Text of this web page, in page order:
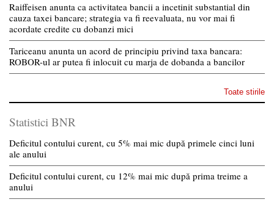
Raiffeisen anunta ca activitatea bancii a incetinit substantial din
cauza taxei bancare; strategia va fi reevaluata, nu vor mai fi
acordate credite cu dobanzi mici
Tariceanu anunta un acord de principiu privind taxa bancara:
ROBOR-ul ar putea fi inlocuit cu marja de dobanda a bancilor
Toate stirile
Statistici BNR
Deficitul contului curent, cu 5% mai mic după primele cinci luni
ale anului
Deficitul contului curent, cu 12% mai mic după prima treime a
anului